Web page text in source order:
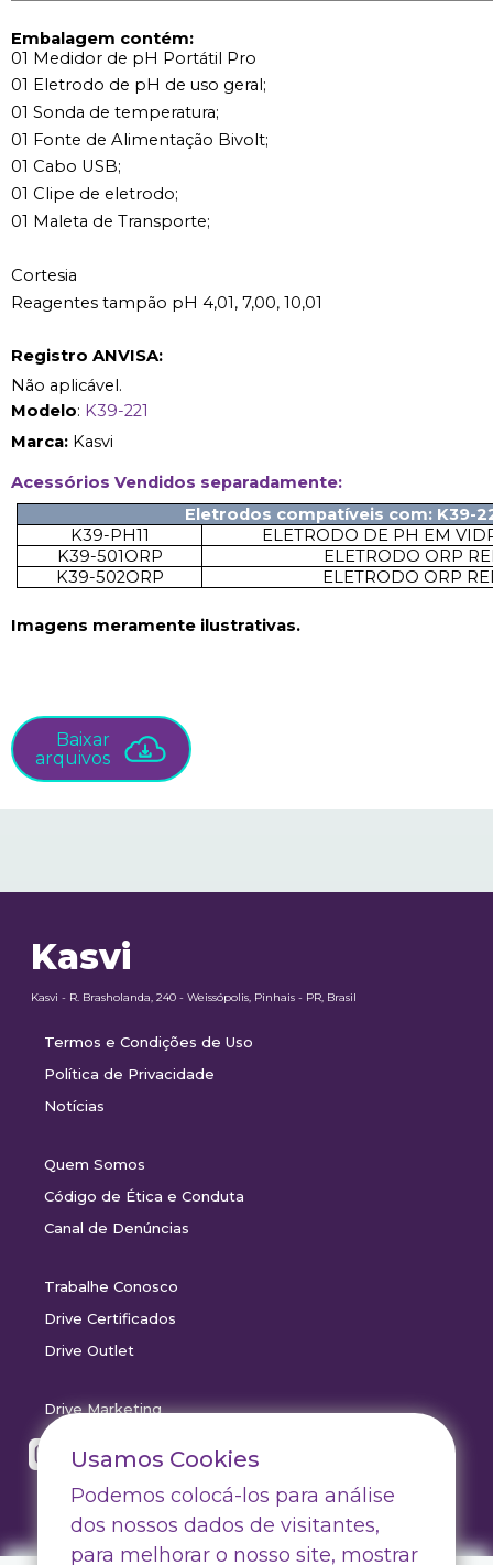
Embalagem contém:
01 Medidor de pH Portátil Pro
01 Eletrodo de pH de uso geral;
01 Sonda de temperatura;
01 Fonte de Alimentação Bivolt;
01 Cabo USB;
01 Clipe de eletrodo;
01 Maleta de Transporte;
Cortesia
Reagentes tampão pH 4,01, 7,00, 10,01
Registro ANVISA:
Não aplicável.
Modelo: K39-221
Marca: Kasvi
Acessórios Vendidos separadamente:
Eletrodos compatíveis com: K39-
K39-PH11
ELETRODO DE PH EM
K39-501ORP
ELETRODO ORP
K39-502ORP
ELETRODO ORP
Imagens meramente ilustrativas.
Baixar
arquivos
Kasvi
Kasvi - R. Brasholanda, 240 - Weissópolis, Pinhais - PR, Brasil
Termos e Condições de Uso
Política de Privacidade
Notícias
Quem Somos
Código de Ética e Conduta
Canal de Denúncias
Trabalhe Conosco
Drive Certificados
Drive Outlet
Drive Marketing
Usamos Cookies
Podemos colocá-los para análise
dos nossos dados de visitantes,
para melhorar o nosso site, mostrar